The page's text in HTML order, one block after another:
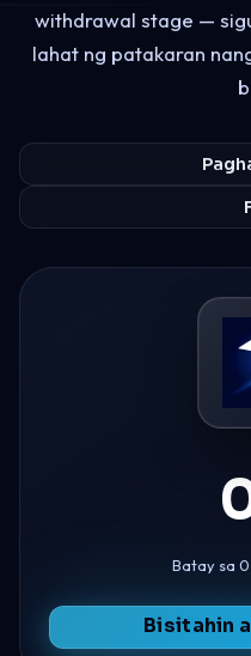
withdrawal stage —
lahat ng patakaran
Batay sa
Bisitahin